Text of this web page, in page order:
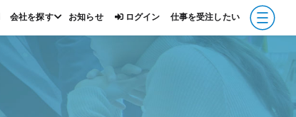
会社を探す お知らせ ログイン 仕事を受注したい